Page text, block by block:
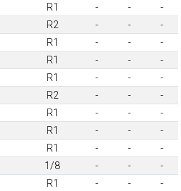
R1 - -
-
R2 - -
-
R1 - -
-
R1 - -
-
R1 - -
-
R2 - -
-
R1 - -
-
R1 - -
-
R1 - -
-
1/8 - -
-
R1 - -
-